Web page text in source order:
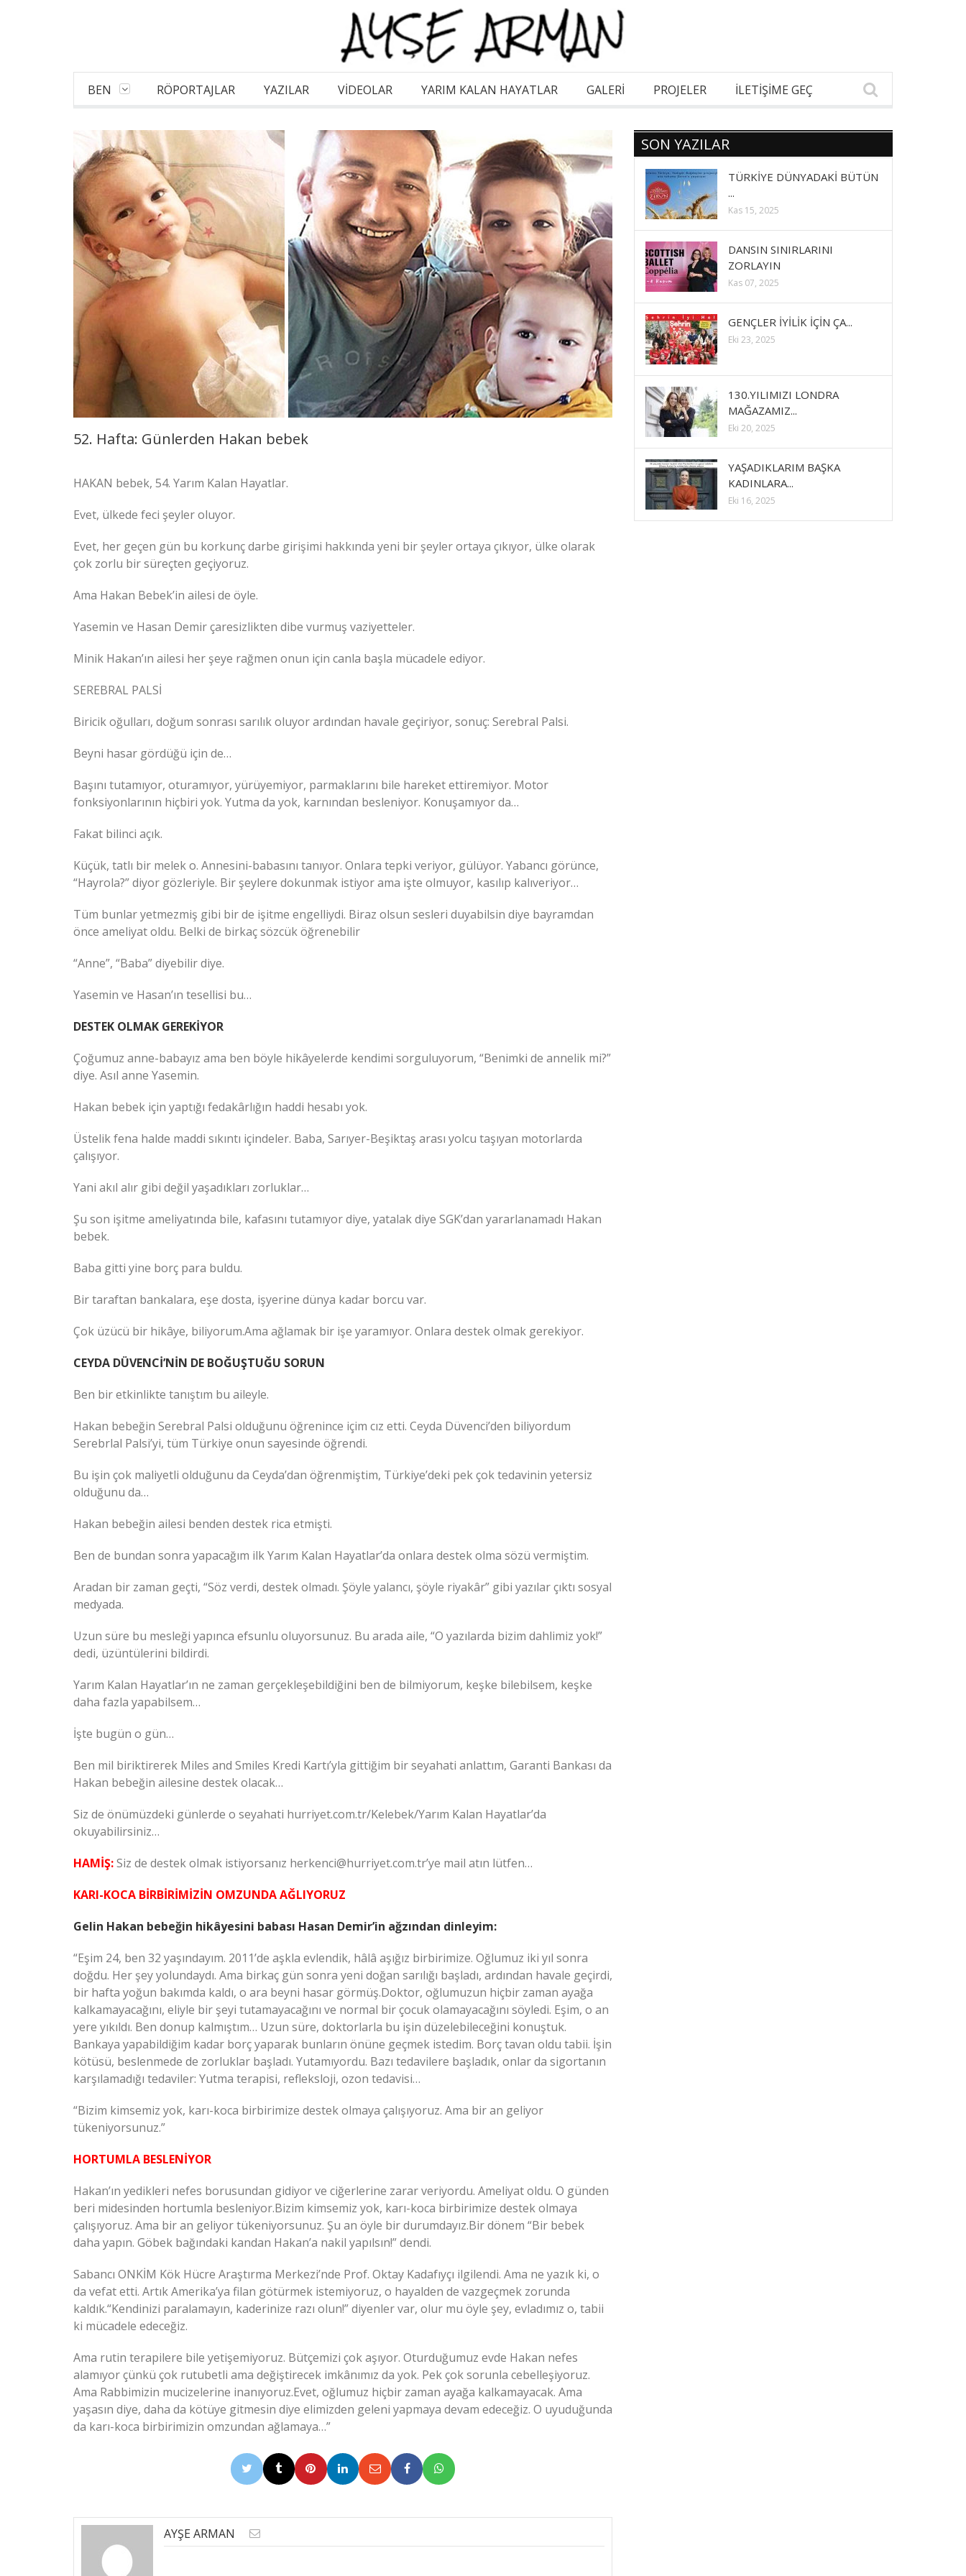
BEN RÖPORTAJLAR YAZILAR VİDEOLAR YARIM KALAN HAYATLAR GALERI PROJELER İLETİŞİME GEÇ
52. Hafta: Günlerden Hakan bebek
HAKAN bebek, 54. Yarım Kalan Hayatlar.
Evet, ülkede feci şeyler oluyor.
Evet, her geçen gün bu korkunç darbe girişimi hakkında yeni bir şeyler ortaya çıkıyor, ülke olarak
çok zorlu bir süreçten geçiyoruz.
Ama Hakan Bebek’in ailesi de öyle.
Yasemin ve Hasan Demir çaresizlikten dibe vurmuş vaziyetteler.
Minik Hakan’ın ailesi her şeye rağmen onun için canla başla mücadele ediyor.
SEREBRAL PALSİ
Biricik oğulları, doğum sonrası sarılık oluyor ardından havale geçiriyor, sonuç: Serebral Palsi.
Beyni hasar gördüğü için de…
Başını tutamıyor, oturamıyor, yürüyemiyor, parmaklarını bile hareket ettiremiyor. Motor
fonksiyonlarının hiçbiri yok. Yutma da yok, karnından besleniyor. Konuşamıyor da…
Fakat bilinci açık.
Küçük, tatlı bir melek o. Annesini-babasını tanıyor. Onlara tepki veriyor, gülüyor. Yabancı görünce,
“Hayrola?” diyor gözleriyle. Bir şeylere dokunmak istiyor ama işte olmuyor, kasılıp kalıveriyor…
Tüm bunlar yetmezmiş gibi bir de işitme engelliydi. Biraz olsun sesleri duyabilsin diye bayramdan
önce ameliyat oldu. Belki de birkaç sözcük öğrenebilir
“Anne”, “Baba” diyebilir diye.
Yasemin ve Hasan’ın tesellisi bu…
DESTEK OLMAK GEREKİYOR
Çoğumuz anne-babayız ama ben böyle hikâyelerde kendimi sorguluyorum, “Benimki de annelik mi?”
diye. Asıl anne Yasemin.
Hakan bebek için yaptığı fedakârlığın haddi hesabı yok.
Üstelik fena halde maddi sıkıntı içindeler. Baba, Sarıyer-Beşiktaş arası yolcu taşıyan motorlarda
çalışıyor.
Yani akıl alır gibi değil yaşadıkları zorluklar…
Şu son işitme ameliyatında bile, kafasını tutamıyor diye, yatalak diye SGK’dan yararlanamadı Hakan
bebek.
Baba gitti yine borç para buldu.
Bir taraftan bankalara, eşe dosta, işyerine dünya kadar borcu var.
Çok üzücü bir hikâye, biliyorum.Ama ağlamak bir işe yaramıyor. Onlara destek olmak gerekiyor.
CEYDA DÜVENCİ’NİN DE BOĞUŞTUĞU SORUN
Ben bir etkinlikte tanıştım bu aileyle.
Hakan bebeğin Serebral Palsi olduğunu öğrenince içim cız etti. Ceyda Düvenci’den biliyordum
Serebrlal Palsi’yi, tüm Türkiye onun sayesinde öğrendi.
Bu işin çok maliyetli olduğunu da Ceyda’dan öğrenmiştim, Türkiye’deki pek çok tedavinin yetersiz
olduğunu da…
Hakan bebeğin ailesi benden destek rica etmişti.
Ben de bundan sonra yapacağım ilk Yarım Kalan Hayatlar’da onlara destek olma sözü vermiştim.
Aradan bir zaman geçti, “Söz verdi, destek olmadı. Şöyle yalancı, şöyle riyakâr” gibi yazılar çıktı sosyal
medyada.
Uzun süre bu mesleği yapınca efsunlu oluyorsunuz. Bu arada aile, “O yazılarda bizim dahlimiz yok!”
dedi, üzüntülerini bildirdi.
Yarım Kalan Hayatlar’ın ne zaman gerçekleşebildiğini ben de bilmiyorum, keşke bilebilsem, keşke
daha fazla yapabilsem…
İşte bugün o gün…
Ben mil biriktirerek Miles and Smiles Kredi Kartı’yla gittiğim bir seyahati anlattım, Garanti Bankası da
Hakan bebeğin ailesine destek olacak…
Siz de önümüzdeki günlerde o seyahati hurriyet.com.tr/Kelebek/Yarım Kalan Hayatlar’da
okuyabilirsiniz…
HAMİŞ:Siz de destek olmak istiyorsanız herkenci@hurriyet.com.tr’ye mail atın lütfen…
KARI-KOCA BİRBİRİMİZİN OMZUNDA AĞLIYORUZ
Gelin Hakan bebeğin hikâyesini babası Hasan Demir’in ağzından dinleyim:
“Eşim 24, ben 32 yaşındayım. 2011’de aşkla evlendik, hâlâ aşığız birbirimize. Oğlumuz iki yıl sonra
doğdu. Her şey yolundaydı. Ama birkaç gün sonra yeni doğan sarılığı başladı, ardından havale geçirdi,
bir hafta yoğun bakımda kaldı, o ara beyni hasar görmüş.Doktor, oğlumuzun hiçbir zaman ayağa
kalkamayacağını, eliyle bir şeyi tutamayacağını ve normal bir çocuk olamayacağını söyledi. Eşim, o an
yere yıkıldı. Ben donup kalmıştım… Uzun süre, doktorlarla bu işin düzelebileceğini konuştuk.
Bankaya yapabildiğim kadar borç yaparak bunların önüne geçmek istedim. Borç tavan oldu tabii. İşin
kötüsü, beslenmede de zorluklar başladı. Yutamıyordu. Bazı tedavilere başladık, onlar da sigortanın
karşılamadığı tedaviler: Yutma terapisi, refleksloji, ozon tedavisi…
“Bizim kimsemiz yok, karı-koca birbirimize destek olmaya çalışıyoruz. Ama bir an geliyor
tükeniyorsunuz.”
HORTUMLA BESLENİYOR
Hakan’ın yedikleri nefes borusundan gidiyor ve ciğerlerine zarar veriyordu. Ameliyat oldu. O günden
beri midesinden hortumla besleniyor.Bizim kimsemiz yok, karı-koca birbirimize destek olmaya
çalışıyoruz. Ama bir an geliyor tükeniyorsunuz. Şu an öyle bir durumdayız.Bir dönem “Bir bebek
daha yapın. Göbek bağındaki kandan Hakan’a nakil yapılsın!” dendi.
Sabancı ONKİM Kök Hücre Araştırma Merkezi’nde Prof. Oktay Kadafıyçı ilgilendi. Ama ne yazık ki, o
da vefat etti. Artık Amerika’ya filan götürmek istemiyoruz, o hayalden de vazgeçmek zorunda
kaldık.“Kendinizi paralamayın, kaderinize razı olun!” diyenler var, olur mu öyle şey, evladımız o, tabii
ki mücadele edeceğiz.
Ama rutin terapilere bile yetişemiyoruz. Bütçemizi çok aşıyor. Oturduğumuz evde Hakan nefes
alamıyor çünkü çok rutubetli ama değiştirecek imkânımız da yok. Pek çok sorunla cebelleşiyoruz.
Ama Rabbimizin mucizelerine inanıyoruz.Evet, oğlumuz hiçbir zaman ayağa kalkamayacak. Ama
yaşasın diye, daha da kötüye gitmesin diye elimizden geleni yapmaya devam edeceğiz. O uyuduğunda
da karı-koca birbirimizin omzundan ağlamaya…”
AYŞE ARMAN
SON YAZILAR
TÜRKİYE DÜNYADAKİ BÜTÜN
...
Kas 15, 2025
DANSIN SINIRLARINI
ZORLAYIN
Kas 07, 2025
GENÇLER İYİLİK İÇİN ÇA...
Eki 23, 2025
130.YILIMIZI LONDRA
MAĞAZAMIZ...
Eki 20, 2025
YAŞADIKLARIM BAŞKA
KADINLARA...
Eki 16, 2025